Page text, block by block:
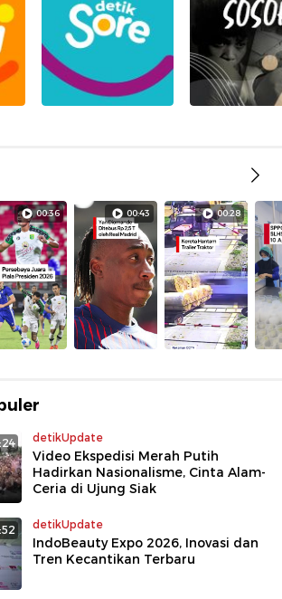
00:36 00:43 00:28
detikUpdate
Video Ekspedisi Merah Putih
Hadirkan Nasionalisme, Cinta Alam-
Ceria di Ujung Siak
detikUpdate
IndoBeauty Expo 2026, Inovasi dan
Tren Kecantikan Terbaru